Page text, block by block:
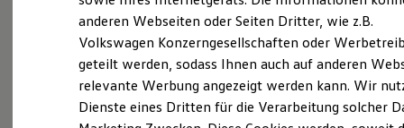
Verbrauchskosten
Kaufoptionen
E-Auto-Förderung
Software und Konnektivität
Die ID. Software 6
ID. Software Versionen und Updates
Digitale Extras
Schnittstellen zu Ihrem ID.
Im Gewerbegebiet Chemnitz Center am
Nordrand der Stadt befindet sich seit 1994 unser
Autohaus Am Chemnitz Center. An diesem
Standort unterhalten wir neben demVolkswagen
anderen Webseiten oder Seiten Dritter, wie z.B.
Volkswagen Konzerngesellschaften oder
geteilt werden, sodass Ihnen auch auf anderen
relevante Werbung angezeigt werden kann. Wir
Dienste eines Dritten für die Verarbeitung solcher